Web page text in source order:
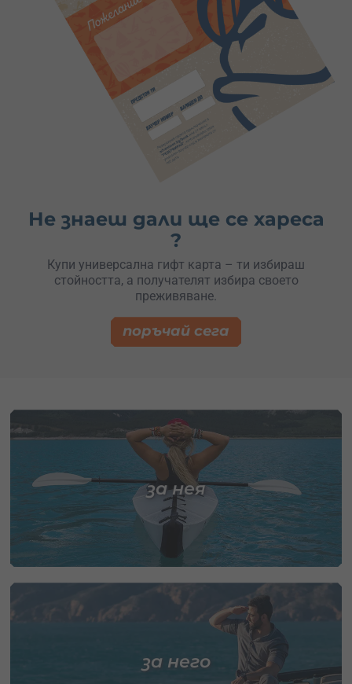
Не знаеш дали ще се хареса
?
Купи универсална гифт карта – ти избираш
стойността, а получателят избира своето
преживяване.
поръчай сега
за нея
за него